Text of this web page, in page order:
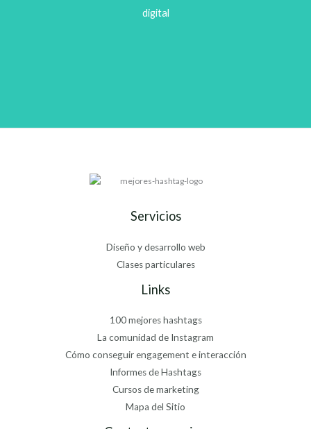
digital
Servicios
Diseño y desarrollo web
Clases particulares
Links
100 mejores hashtags
La comunidad de Instagram
Cómo conseguir engagement e interacción
Informes de Hashtags
Cursos de marketing
Mapa del Sitio